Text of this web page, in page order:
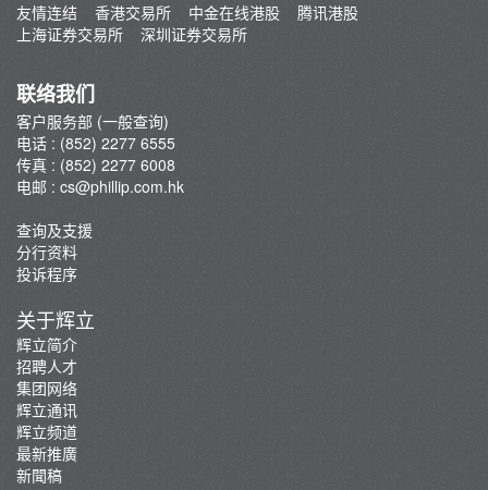
查询及支援
转入股票
孖展及利率
佣金及收费资料
表格下载
常见问题
联络我们
防骗及网络安全资讯
辉立证券开户优惠总览
友情连结
香港交易所 中金在线港股
腾讯港股
上海证券交易所
深圳证券交易所
联络我们
客户服务部 (一般查询)
电话 : (852) 2277 6555
传真 : (852) 2277 6008
电邮 : cs@phillip.com.hk
查询及支援
分行资料
投诉程序
关于辉立
辉立简介
招聘人才
集团网络
辉立通讯
辉立频道
最新推廣
新聞稿